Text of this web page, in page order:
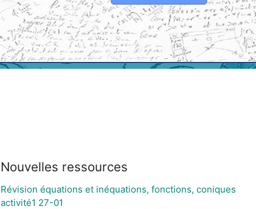
Nouvelles ressources
Révision équations et inéquations, fonctions, coniques
activité1 27-01